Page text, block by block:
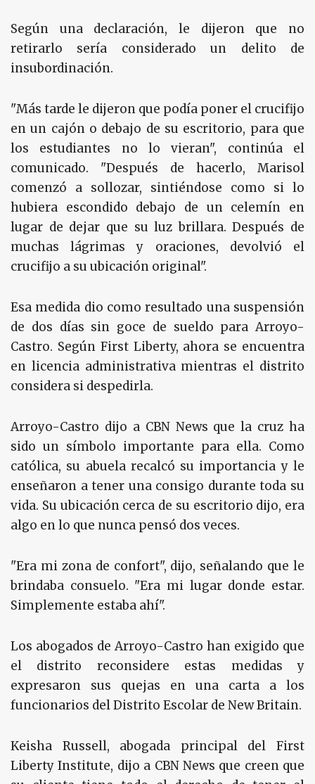
Según una declaración, le dijeron que no
retirarlo sería considerado un delito de
insubordinación.
"Más tarde le dijeron que podía poner el crucifijo
en un cajón o debajo de su escritorio, para que
los estudiantes no lo vieran", continúa el
comunicado. "Después de hacerlo, Marisol
comenzó a sollozar, sintiéndose como si lo
hubiera escondido debajo de un celemín en
lugar de dejar que su luz brillara. Después de
muchas lágrimas y oraciones, devolvió el
crucifijo a su ubicación original".
Esa medida dio como resultado una suspensión
de dos días sin goce de sueldo para Arroyo-
Castro. Según First Liberty, ahora se encuentra
en licencia administrativa mientras el distrito
considera si despedirla.
Arroyo-Castro dijo a CBN News que la cruz ha
sido un símbolo importante para ella. Como
católica, su abuela recalcó su importancia y le
enseñaron a tener una consigo durante toda su
vida. Su ubicación cerca de su escritorio dijo, era
algo en lo que nunca pensó dos veces.
"Era mi zona de confort", dijo, señalando que le
brindaba consuelo. "Era mi lugar donde estar.
Simplemente estaba ahí".
Los abogados de Arroyo-Castro han exigido que
el distrito reconsidere estas medidas y
expresaron sus quejas en una carta a los
funcionarios del Distrito Escolar de New Britain.
Keisha Russell, abogada principal del First
Liberty Institute, dijo a CBN News que creen que